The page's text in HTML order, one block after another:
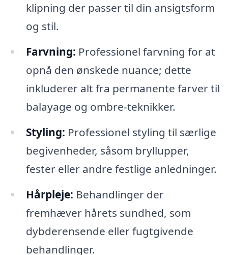
klipning der passer til din ansigtsform
og stil.
Farvning: Professionel farvning for at
opnå den ønskede nuance; dette
inkluderer alt fra permanente farver til
balayage og ombre-teknikker.
Styling: Professionel styling til særlige
begivenheder, såsom bryllupper,
fester eller andre festlige anledninger.
Hårpleje: Behandlinger der
fremhæver hårets sundhed, som
dybderensende eller fugtgivende
behandlinger.